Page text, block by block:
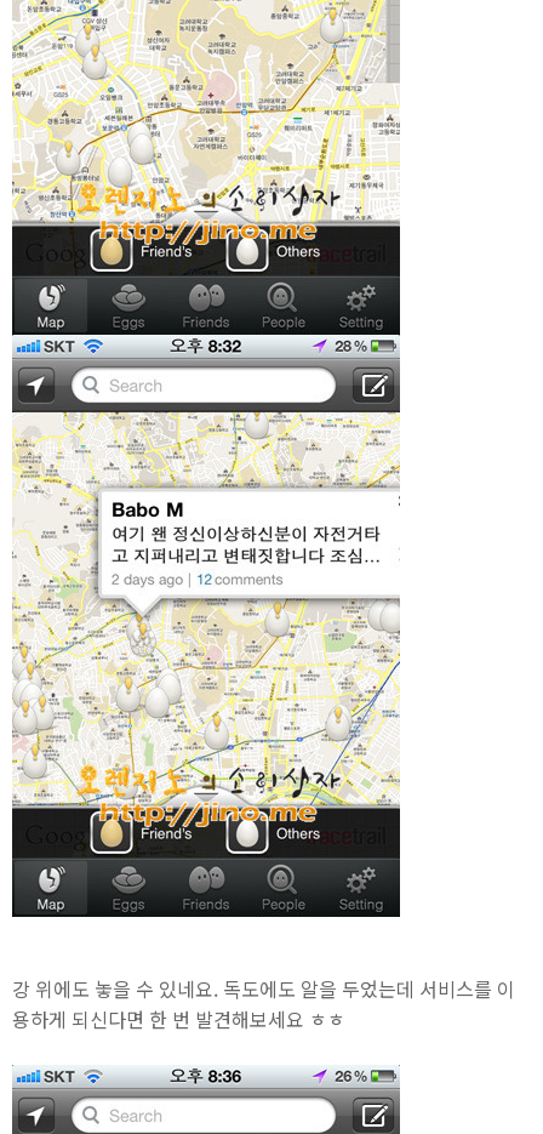
강 위에도 놓을 수 있네요. 독도에도 알을 두었는데 서비스를 이
용하게 되신다면 한 번 발견해보세요 ㅎㅎ